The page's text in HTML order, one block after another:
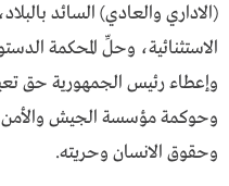
(الاداري والعادي) السائد
الاستثنائية، وحلِّ المحكمة
وإعطاء رئيس الجمهورية حق
وحوكمة مؤسسة الجيش والأمن
وحقوق الانسان وحريته.